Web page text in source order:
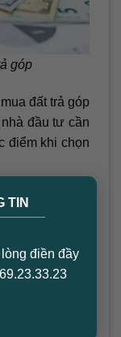
TIN
điền đầy
góp
đất trả góp
đầu tư cần
điểm khi chọn
hàng. Việc
lực tài chính